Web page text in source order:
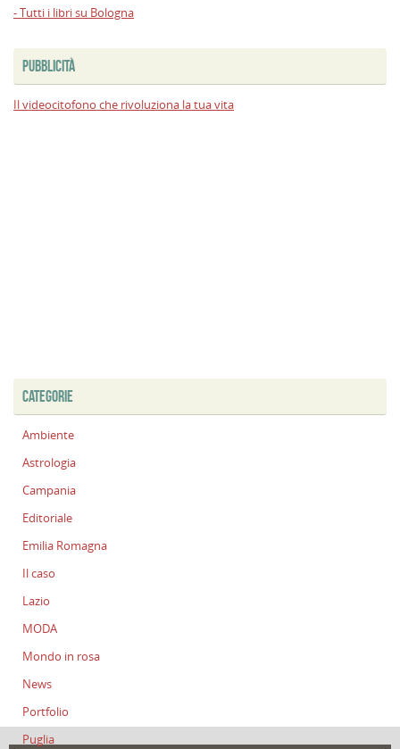
- Tutti i libri su Bologna
PUBBLICITÀ
Il videocitofono che rivoluziona la tua vita
CATEGORIE
Ambiente
Astrologia
Campania
Editoriale
Emilia Romagna
Il caso
Lazio
MODA
Mondo in rosa
News
Portfolio
Puglia